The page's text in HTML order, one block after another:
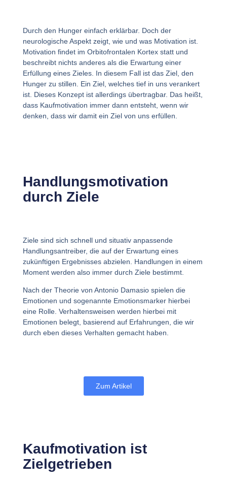
Durch den Hunger einfach erklärbar. Doch der
neurologische Aspekt zeigt, wie und was Motivation ist.
Motivation findet im Orbitofrontalen Kortex statt und
beschreibt nichts anderes als die Erwartung einer
Erfüllung eines Zieles. In diesem Fall ist das Ziel, den
Hunger zu stillen. Ein Ziel, welches tief in uns verankert
ist. Dieses Konzept ist allerdings übertragbar. Das heißt,
dass Kaufmotivation immer dann entsteht, wenn wir
denken, dass wir damit ein Ziel von uns erfüllen.
Handlungsmotivation
durch Ziele
Ziele sind sich schnell und situativ anpassende
Handlungsantreiber, die auf der Erwartung eines
zukünftigen Ergebnisses abzielen. Handlungen in einem
Moment werden also immer durch Ziele bestimmt.
Nach der Theorie von Antonio Damasio spielen die
Emotionen und sogenannte Emotionsmarker hierbei
eine Rolle. Verhaltensweisen werden hierbei mit
Emotionen belegt, basierend auf Erfahrungen, die wir
durch eben dieses Verhalten gemacht haben.
Zum Artikel
Kaufmotivation ist
Zielgetrieben